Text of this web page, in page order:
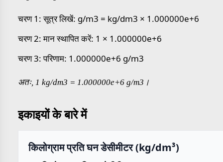
चरण 1: सूत्र लिखें: g/m3 = kg/dm3 × 1.000000e+6
चरण 2: मान स्थापित करें: 1 × 1.000000e+6
चरण 3: परिणाम: 1.000000e+6 g/m3
अतः, 1 kg/dm3 = 1.000000e+6 g/m3।
इकाइयों के बारे में
किलोग्राम प्रति घन डेसीमीटर (kg/dm³)